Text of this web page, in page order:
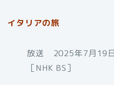
イタリアの旅
放送 2025年7月19
［NHK BS］